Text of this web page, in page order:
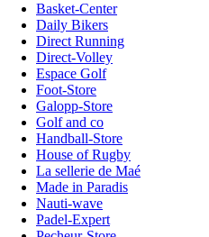
Basket-Center
Daily Bikers
Direct Running
Direct-Volley
Espace Golf
Foot-Store
Galopp-Store
Golf and co
Handball-Store
House of Rugby
La sellerie de Maé
Made in Paradis
Nauti-wave
Padel-Expert